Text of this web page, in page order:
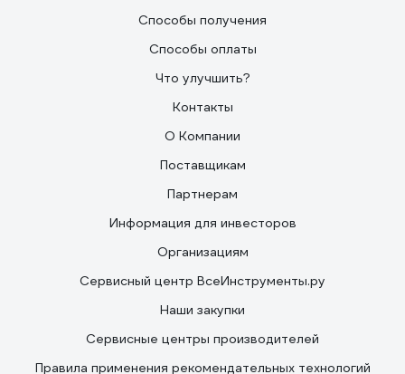
Способы получения
Способы оплаты
Что улучшить?
Контакты
О Компании
Поставщикам
Партнерам
Информация для инвесторов
Организациям
Сервисный центр ВсеИнструменты.ру
Наши закупки
Сервисные центры производителей
Правила применения рекомендательных технологий